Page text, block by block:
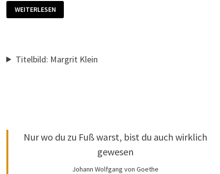
UNSER
NEUES
INTRO
WEITERLESEN
Titelbild: Margrit Klein
Nur wo du zu Fuß warst, bist du auch wirklich
gewesen
Johann Wolfgang von Goethe